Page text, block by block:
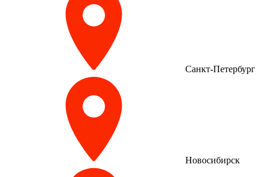
Санкт-Петербург
Новосибирск